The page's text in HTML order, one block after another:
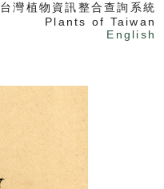
台灣植物資訊整合查詢系統
Plants of Taiwan
English